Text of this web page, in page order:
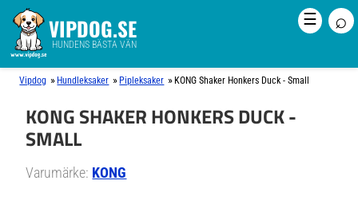
VIPDOG.SE
HUNDENS BÄSTA VÄN
☰ ⌕
Vipdog » Hundleksaker » Pipleksaker » KONG Shaker Honkers Duck - Small
KONG SHAKER HONKERS DUCK -
SMALL
Varumärke: KONG